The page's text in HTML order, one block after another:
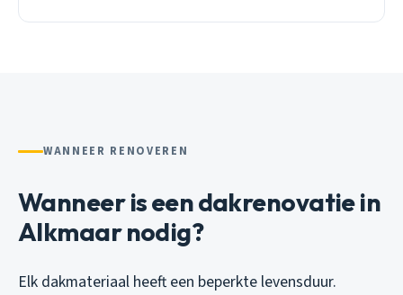
WANNEER RENOVEREN
Wanneer is een dakrenovatie in
Alkmaar nodig?
Elk dakmateriaal heeft een beperkte levensduur.